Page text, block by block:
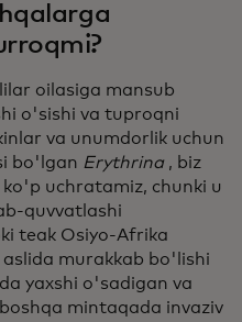
oilasiga mansub
o'sishi va tuproqni
va unumdorlik uchun
bo'lgan Erythrina, biz
uchratamiz, chunki u
quvvatlashi
teak Osiyo-Afrika
murakkab bo'lishi
yaxshi o'sadigan va
mintaqada invaziv